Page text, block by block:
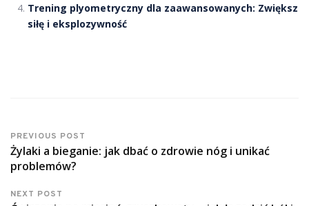
Trening plyometryczny dla zaawansowanych: Zwiększ
siłę i eksplozywność
PREVIOUS POST
Żylaki a bieganie: jak dbać o zdrowie nóg i unikać
problemów?
NEXT POST